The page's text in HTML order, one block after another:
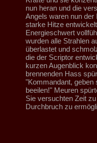
nun heran und die
Angels waren nun der
starke Hitze
Energieschwert
wurden alle Strahlen
überlastet und
die der Scriptor
kurzen Augenblick
brennenden Hass
"Kommandant, geben
beeilen!" Meuren
Sie versuchten Zeit
Durchbruch zu